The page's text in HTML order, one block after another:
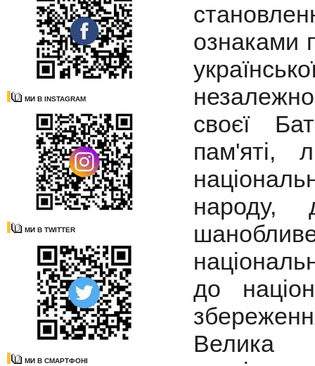
МИ В INSTAGRAM
МИ В TWITTER
МИ В СМАРТФОНІ
ознаками
своєї
пам'яті,
народу,
до
Велика